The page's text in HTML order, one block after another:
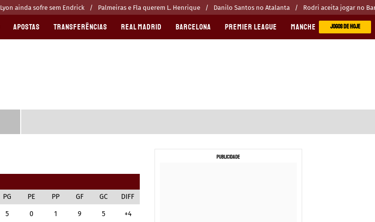
Lyon ainda sofre sem Endrick Palmeiras e Fla querem L. Henrique Danilo Santos no Atalanta Rodri aceita jogar no
APOSTAS TRANSFERÊNCIAS REAL MADRID BARCELONA PREMIER LEAGUE MANCHESTER CITYJOGOS DE HOJE
PG PE PP GF GC DIFF
5 0 1 9 5 +4